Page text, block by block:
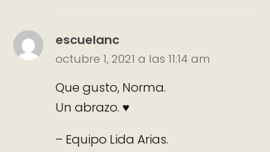
escuelanc
octubre 1, 2021 a las 11:14 am
Que gusto, Norma.
Un abrazo. ♥
– Equipo Lida Arias.